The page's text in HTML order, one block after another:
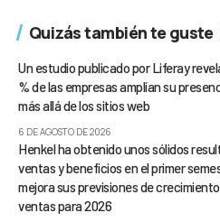
Quizás también te guste
Un estudio publicado por Liferay
% de las empresas amplían su
más allá de los sitios web
6 DE AGOSTO DE 2026
Henkel ha obtenido unos sólidos
ventas y beneficios en el primer
mejora sus previsiones de
ventas para 2026